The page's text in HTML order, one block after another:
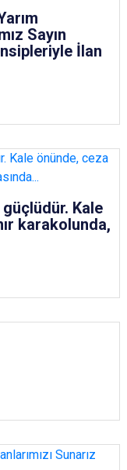
Sayın
İlan
Kale
karakolunda,